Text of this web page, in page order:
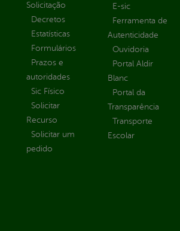
Solicitação
Decretos
Estatísticas
Formulários
Prazos e
autoridades
Sic Físico
Solicitar
Recurso
Solicitar um
pedido
E-sic
Ferramenta de
Autenticidade
Ouvidoria
Portal Aldir
Blanc
Portal da
Transparência
Transporte
Escolar